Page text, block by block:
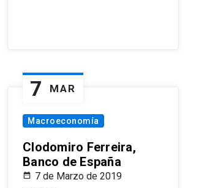
7 MAR
Macroeconomía
Clodomiro Ferreira,
Banco de España
7 de Marzo de 2019